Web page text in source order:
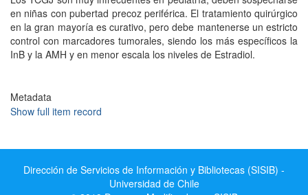
en niñas con pubertad precoz periférica. El tratamiento quirúrgico
en la gran mayoría es curativo, pero debe mantenerse un estricto
control con marcadores tumorales, siendo los más específicos la
InB y la AMH y en menor escala los niveles de Estradiol.
Metadata
Show full item record
Dirección de Servicios de Información y Bibliotecas (SISIB) -
Universidad de Chile